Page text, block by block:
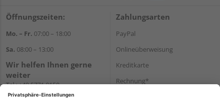
Öffnungszeiten:
Mo. – Fr. 07:00 – 18:00
Sa. 08:00 – 13:00
Wir helfen Ihnen gerne
weiter
Tel.:+49 5771 9150
E-Mail:info@holz-hassfeld.de
Zahlungsarten
PayPal
Onlineüberweisung
Kreditkarte
Rechnung*